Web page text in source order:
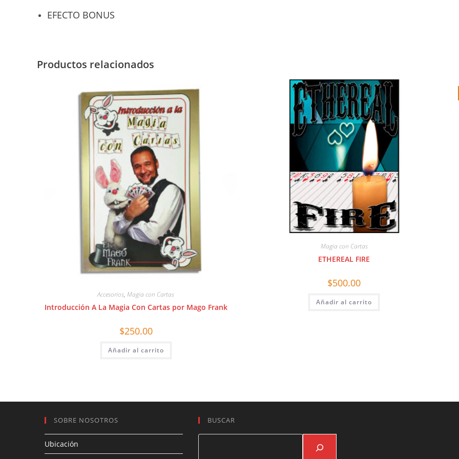
EFECTO BONUS
Productos relacionados
Accesorios,Magia con Cartas
Introducción A La Magia Con Cartas por Mago Frank
$250.00
Añadir al carrito
Magia con Cartas
ETHEREAL FIRE
$500.00
Añadir al carrito
SOBRE NOSOTROS
Ubicación
BUSCAR